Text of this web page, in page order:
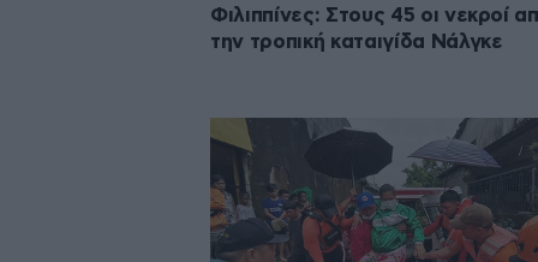
Φιλιππίνες: Στους 45 οι νεκροί
την τροπική καταιγίδα Νάλγκε